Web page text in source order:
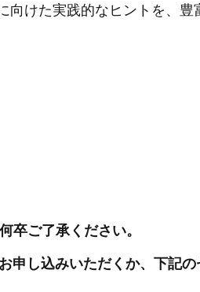
向けた実践的なヒントを、豊
ご了承ください。
し込みいただくか、下記の